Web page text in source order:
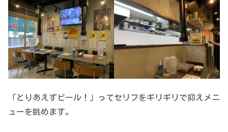
「とりあえずビール！」ってセリフをギリギリで抑えメニ
ューを眺めます。